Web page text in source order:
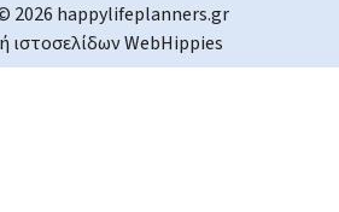
2026 happylifeplanners.gr
ιστοσελίδωνWebHippies